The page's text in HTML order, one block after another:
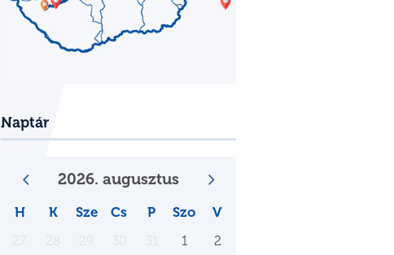
Naptár
2026. augusztus
H K Sze Cs P Szo V
1 2